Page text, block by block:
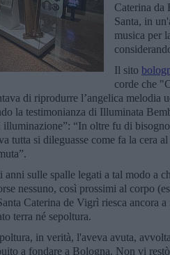
Caterina da
Santa, in
musica per
Il sito
corde che
di riprodurre l’angelica melodia
la testimonianza di Illuminata
“In oltre fu di
tutta si dileguasse come fa la cera
sulle spalle legati a tal modo a
nessuno, così prossimi al corpo
Caterina de Vigrì riesca ancora
terra né sepoltura.
in verità, l'aveva avuta,
a fondare a Bologna. Non vi